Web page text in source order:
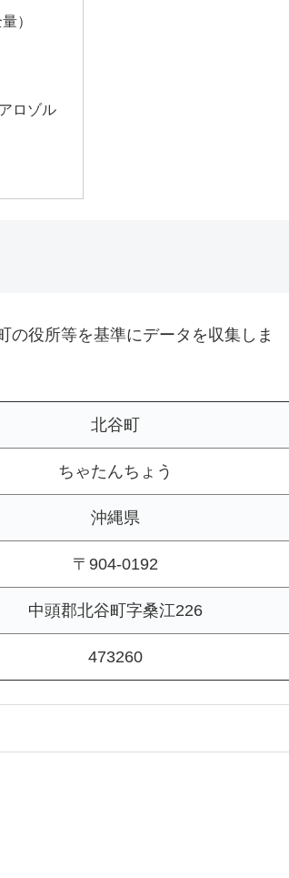
）
ロゾル
の役所等を基準にデータを収集しま
北谷町
ちゃたんちょう
沖縄県
〒904-0192
中頭郡北谷町字桑江226
473260